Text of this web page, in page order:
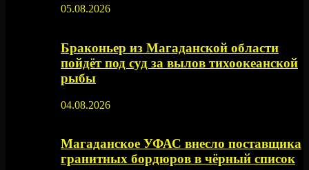
05.08.2026
Браконьер из Магаданской области
пойдёт под суд за вылов тихоокеанской
рыбы
04.08.2026
Магаданское УФАС внесло поставщика
гранитных бордюров в чёрный список